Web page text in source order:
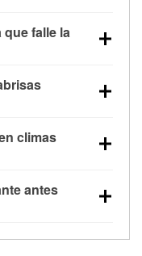
que falle la
hasta la mitad de
0 °F, lo que
sal y la nieve
la visibilidad.
climas
baja la
sobre
antes